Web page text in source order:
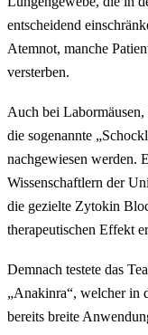
entscheidend
Atemnot, manche
versterben.
Auch bei
die sogenannte
nachgewiesen werden.
Wissenschaftlern der
die gezielte Zytokin
therapeutischen Effekt
Demnach testete das
„Anakinra“, welcher in
bereits breite